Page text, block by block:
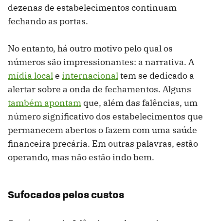
dezenas de estabelecimentos continuam
fechando as portas.
No entanto, há outro motivo pelo qual os
números são impressionantes: a narrativa. A
mídia locale internacionaltem se dedicado a
alertar sobre a onda de fechamentos. Alguns
também apontam que, além das falências, um
número significativo dos estabelecimentos que
permanecem abertos o fazem com uma saúde
financeira precária. Em outras palavras, estão
operando, mas não estão indo bem.
Sufocados pelos custos